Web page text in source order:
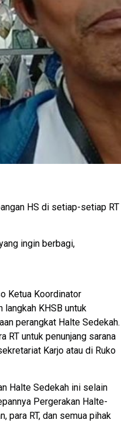
HS di setiap-setiap RT
ingin berbagi,
Ketua Koordinator
langkah KHSB untuk
perangkat Halte Sedekah.
RT untuk penunjang sarana
Karjo atau di Ruko
Halte Sedekah ini selain
Pergerakan Halte-
para RT, dan semua pihak